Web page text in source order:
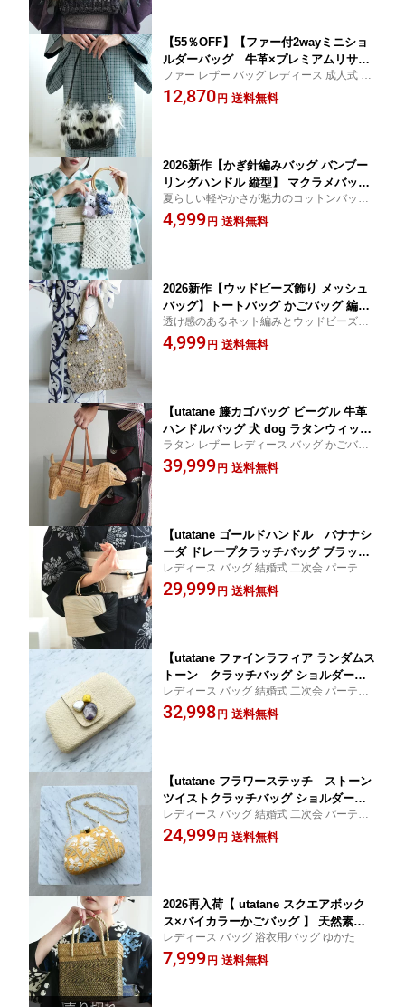
【55％OFF】【ファー付2wayミニショ
ルダーバッグ 牛革×プレミアムリサイ
クル ブラック×ダルメシアン】お洋服
はもちろん 着物にも 同系色の草履と併
ファー レザー バッグ レディース 成人式 卒
業式 カゴバッグ かごバッグ ショルダー 肩
掛け
12,870 円 送料無料
2026新作【かぎ針編みバッグ バンブー
リングハンドル 縦型】 マクラメバッグ
かごバッグ トートバッグ 編み込み かぎ
針編み ナチュラル 浴衣 着物 和装 洋装
夏らしい軽やかさが魅力のコットンバッ
グ。夏のカジュアルスタイルにはもちろ
ん、浴衣とのコーディネートにもおすす
4,999 円 送料無料
2026新作【ウッドビーズ飾り メッシュ
バッグ】トートバッグ かごバッグ 編み
バッグ 編み込み ウッドビーズ メッシュ
ナチュラル 浴衣 着物 和装 洋装 夏祭り
透け感のあるネット編みとウッドビーズが
涼やかな夏バッグ。夏のカジュアルスタイ
ルにはもちろん、浴衣とのコーディネート
4,999 円 送料無料
【utatane 籐カゴバッグ ビーグル 牛革
ハンドルバッグ 犬 dog ラタンウィッカ
ー 籐編み 単品】アニマルモチーフ かご
バッグ 籠バッグ バスケット ハンドメイ
ラタン レザー レディース バッグ かごバッ
グ ラタンバッグ 籐製
39,999 円 送料無料
【utatane ゴールドハンドル バナナシ
ーダ ドレープクラッチバッグ ブラック
＆ホワイト 単品】クラッチバッグ パ
ーティーバッグ ミニバッグ ハンドメ
レディース バッグ 結婚式 二次会 パーティ
ー 謝恩会 オケージョン 小さい 小さめ
29,999 円 送料無料
【utatane ファインラフィア ランダムス
トーン クラッチバッグ ショルダーチ
ェーン 単品】クラッチバッグ パーテ
ィーバッグ ミニバッグ ハンドメイド
レディース バッグ 結婚式 二次会 パーティ
ー 謝恩会 オケージョン 小さい 小さめ
32,998 円 送料無料
【utatane フラワーステッチ ストーン
ツイストクラッチバッグ ショルダーチ
ェーン マスタード 単品】クラッチバ
ッグ パーティーバッグ ミニバッグ
レディース バッグ 結婚式 二次会 パーティ
ー 謝恩会 オケージョン 小さい 小さめ
24,999 円 送料無料
2026再入荷【 utatane スクエアボック
ス×バイカラーかごバッグ 】 天然素材
職人手編み カチュー シーグラス 水草
夏 ハンドメイド 籠 カゴバッグ ミニバ
レディース バッグ 浴衣用バッグ ゆかた
7,999 円 送料無料